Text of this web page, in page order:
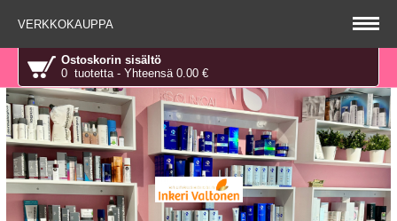
VERKKOKAUPPA
Ostoskorin sisältö
0 tuotetta - Yhteensä 0.00 €